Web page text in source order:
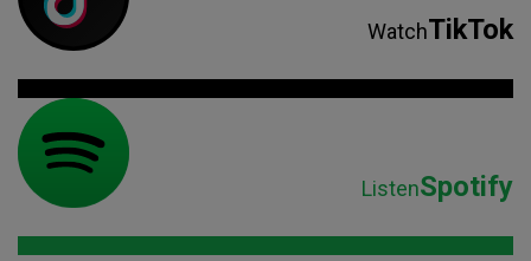
WatchTikTok
ListenSpotify